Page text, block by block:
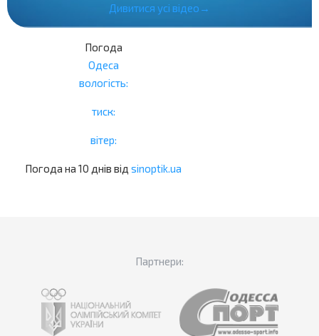
Дивитися усі відео→
Погода
Одеса
вологість:
тиск:
вітер:
Погода на 10 днів від sinoptik.ua
Партнери: